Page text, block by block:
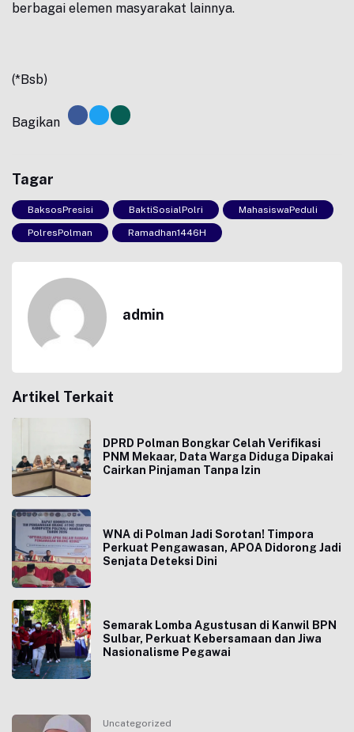
berbagai elemen masyarakat lainnya.
(*Bsb)
Bagikan
Tagar
BaksosPresisi BaktiSosialPolri MahasiswaPeduli
PolresPolman Ramadhan1446H
admin
Artikel Terkait
DPRD Polman Bongkar Celah Verifikasi
PNM Mekaar, Data Warga Diduga Dipakai
Cairkan Pinjaman Tanpa Izin
WNA di Polman Jadi Sorotan! Timpora
Perkuat Pengawasan, APOA Didorong Jadi
Senjata Deteksi Dini
Semarak Lomba Agustusan di Kanwil BPN
Sulbar, Perkuat Kebersamaan dan Jiwa
Nasionalisme Pegawai
Uncategorized